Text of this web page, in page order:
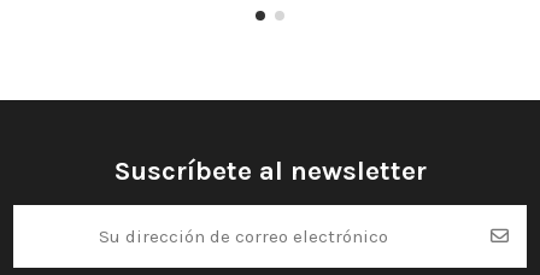
Suscríbete al newsletter